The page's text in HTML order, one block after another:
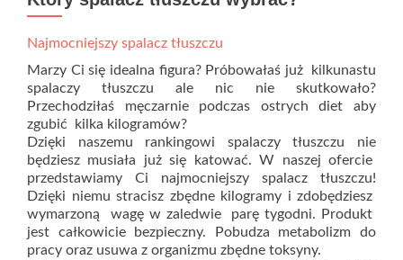
Najmocniejszy spalacz tłuszczu
Marzy Ci się idealna figura? Próbowałaś już kilkunastu
spalaczy tłuszczu ale nic nie skutkowało?
Przechodziłaś męczarnie podczas ostrych diet aby
zgubić kilka kilogramów?
Dzięki naszemu rankingowi spalaczy tłuszczu nie
będziesz musiała już się katować. W naszej ofercie
przedstawiamy Ci najmocniejszy spalacz tłuszczu!
Dzięki niemu stracisz zbędne kilogramy i zdobędziesz
wymarzoną wagę w zaledwie parę tygodni. Produkt
jest całkowicie bezpieczny. Pobudza metabolizm do
pracy oraz usuwa z organizmu zbędne toksyny.